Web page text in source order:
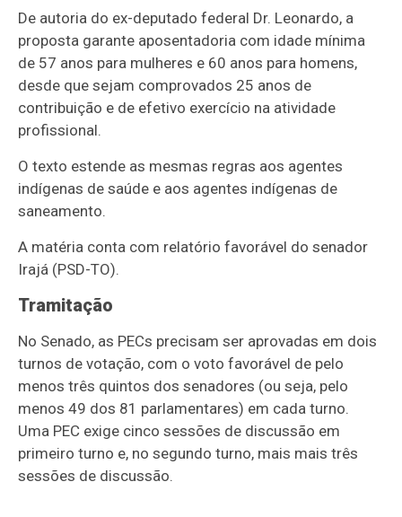
De autoria do ex-deputado federal Dr. Leonardo, a
proposta garante aposentadoria com idade mínima
de 57 anos para mulheres e 60 anos para homens,
desde que sejam comprovados 25 anos de
contribuição e de efetivo exercício na atividade
profissional.
O texto estende as mesmas regras aos agentes
indígenas de saúde e aos agentes indígenas de
saneamento.
A matéria conta com relatório favorável do senador
Irajá (PSD-TO).
Tramitação
No Senado, as PECs precisam ser aprovadas em dois
turnos de votação, com o voto favorável de pelo
menos três quintos dos senadores (ou seja, pelo
menos 49 dos 81 parlamentares) em cada turno.
Uma PEC exige cinco sessões de discussão em
primeiro turno e, no segundo turno, mais mais três
sessões de discussão.